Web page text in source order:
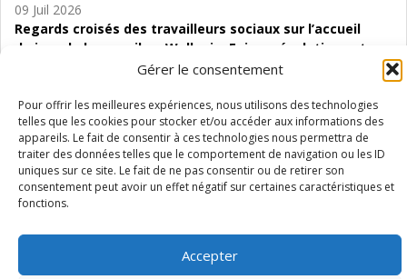
Gérer le consentement
Pour offrir les meilleures expériences, nous utilisons des technologies
telles que les cookies pour stocker et/ou accéder aux informations des
appareils. Le fait de consentir à ces technologies nous permettra de
traiter des données telles que le comportement de navigation ou les ID
uniques sur ce site. Le fait de ne pas consentir ou de retirer son
consentement peut avoir un effet négatif sur certaines caractéristiques et
fonctions.
Accepter
09 Juil 2026
Regards croisés des travailleurs sociaux sur l’accueil
de jour de bas seuil en Wallonie. Enjeux, évolutions et
06 Juil 2026
Étude d’évaluabilité des Structures
d’accompagnement à l’autocréation d’emploi (SAACE)
01 Juil 2026
Pénurie du personnel infirmier :quels indicateurs
Wallonie ?